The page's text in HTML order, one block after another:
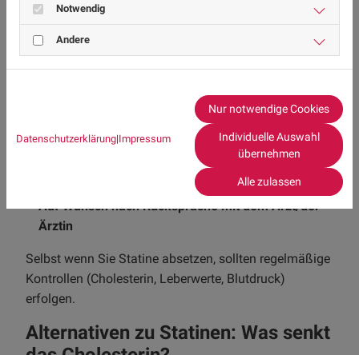
ein kontrolliertes Aussetzen unter ärztlicher Aufsicht
sinnvoll sein.
Wann darf man Statine absetzen?
Ein Absetzen kommt nur in bestimmten Fällen infrage:
Bei starken Nebenwirkungen, die nicht anders
behandelbar sind (z. B. schwere Myopathie)
Bei sehr niedrigem kardiovaskulärem Risiko (z. B.
junge Patient:innen ohne Vorerkrankungen)
Auf Wunsch nach Rücksprache mit dem Arzt/der
Ärztin
Selbst wenn Sie Statine absetzen, sollten regelmäßige
Kontrollen (Cholesterin, Leberwerte, Blutdruck)
erfolgen.
Alternativen zu Statinen: Was senkt
Notwendig
Andere
Datenschutzerklärung|Impressum
Nur notwendige Cookies
Individuelle Auswahl
übernehmen
Alle zulassen